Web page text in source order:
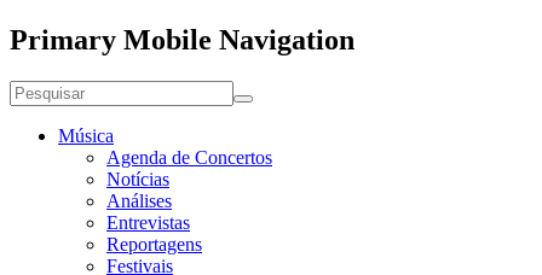
Primary Mobile Navigation
Música
Agenda de Concertos
Notícias
Análises
Entrevistas
Reportagens
Festivais